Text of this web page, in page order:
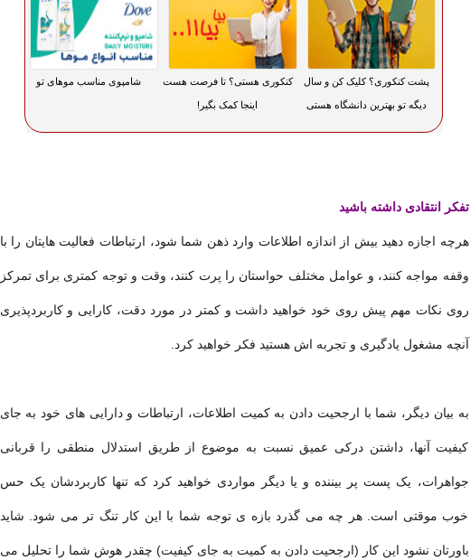
پشت کنکوری؟ کلیک کن و سال
دیگه تو بهترین دانشگاه هستی
کنکوری هستی؟ تا فرصت هست
اینجا کمک بگیر!
شامپوی مناسب موهای تو
تفکر انتقادی داشته باشید
هرچه اجازه دهید بیش از اندازه اطلاعات وارد ذهن شما شود، ارتباطات فعالیت هایتان را با
وقفه مواجه کنند، و عوامل مختلف حواستان را پرت کنند، وقت و توجه کمتری برای تمرکز
روی نکات مهم پیش روی خود خواهید داشت و کمتر در مورد دقت، کارایی و کاربردپذیری
آنچه مشغول یادگیری و تجربه اش هستید فکر خواهید کرد.
به بیان دیگر، شما با ارجحیت دادن به کمیت اطلاعات، ارتباطات و دارایی های خود به جای
کیفیت آنها، داشتن درکی عمیق نسبت به موضوع از طریق استدلال منطقی را قربانی
جواهرات، یک پست پر بیننده و یا دیگر مواردی خواهید کرد که تنها کاربردشان یک حس
خوب موقتی است. هر چه می گذرد بازه ی توجه شما با این کار تنگ تر می شود. شاید
باورتان نشود این کار (ارجحیت دادن به کمیت به جای کیفیت) چقدر هوش شما را تحلیل می